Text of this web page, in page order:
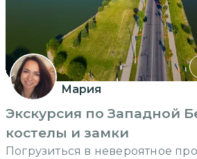
Мария
Экскурсия по Западной
костелы и замки
Погрузиться в невероятное